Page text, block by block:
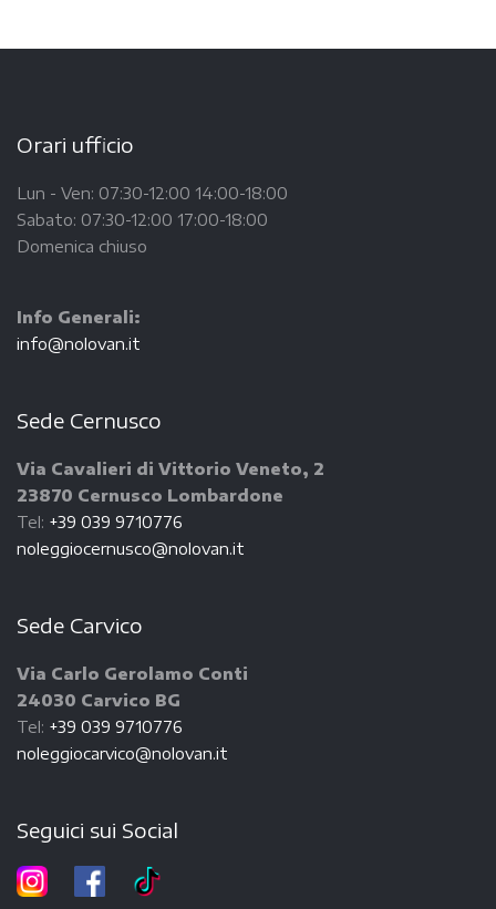
Orari ufficio
Lun - Ven: 07:30-12:00 14:00-18:00
Sabato: 07:30-12:00 17:00-18:00
Domenica chiuso
Info Generali:
info@nolovan.it
Sede Cernusco
Via Cavalieri di Vittorio Veneto, 2
23870 Cernusco Lombardone
Tel: +39 039 9710776
noleggiocernusco@nolovan.it
Sede Carvico
Via Carlo Gerolamo Conti
24030 Carvico BG
Tel: +39 039 9710776
noleggiocarvico@nolovan.it
Seguici sui Social